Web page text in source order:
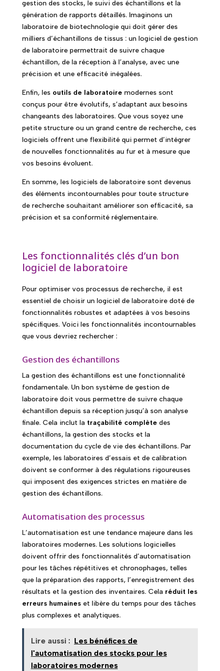
gestion des stocks, le suivi des échantillons et la
génération de rapports détaillés. Imaginons un
laboratoire de biotechnologie qui doit gérer des
milliers d’échantillons de tissus : un logiciel de gestion
de laboratoire permettrait de suivre chaque
échantillon, de la réception à l’analyse, avec une
précision et une efficacité inégalées.
Enfin, les outils de laboratoire modernes sont
conçus pour être évolutifs, s’adaptant aux besoins
changeants des laboratoires. Que vous soyez une
petite structure ou un grand centre de recherche, ces
logiciels offrent une flexibilité qui permet d’intégrer
de nouvelles fonctionnalités au fur et à mesure que
vos besoins évoluent.
En somme, les logiciels de laboratoire sont devenus
des éléments incontournables pour toute structure
de recherche souhaitant améliorer son efficacité, sa
précision et sa conformité réglementaire.
Les fonctionnalités clés d’un bon
logiciel de laboratoire
Pour optimiser vos processus de recherche, il est
essentiel de choisir un logiciel de laboratoire doté de
fonctionnalités robustes et adaptées à vos besoins
spécifiques. Voici les fonctionnalités incontournables
que vous devriez rechercher :
Gestion des échantillons
La gestion des échantillons est une fonctionnalité
fondamentale. Un bon système de gestion de
laboratoire doit vous permettre de suivre chaque
échantillon depuis sa réception jusqu’à son analyse
finale. Cela inclut la traçabilité complète des
échantillons, la gestion des stocks et la
documentation du cycle de vie des échantillons. Par
exemple, les laboratoires d’essais et de calibration
doivent se conformer à des régulations rigoureuses
qui imposent des exigences strictes en matière de
gestion des échantillons.
Automatisation des processus
L’automatisation est une tendance majeure dans les
laboratoires modernes. Les solutions logicielles
doivent offrir des fonctionnalités d’automatisation
pour les tâches répétitives et chronophages, telles
que la préparation des rapports, l’enregistrement des
résultats et la gestion des inventaires. Cela réduit les
erreurs humaineset libère du temps pour des tâches
plus complexes et analytiques.
Lire aussi : Les bénéfices de
l'automatisation des stocks pour les
laboratoires modernes